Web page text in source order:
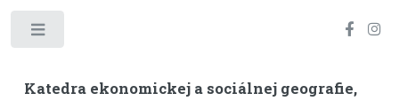
Katedra ekonomickej a sociálnej geografie,